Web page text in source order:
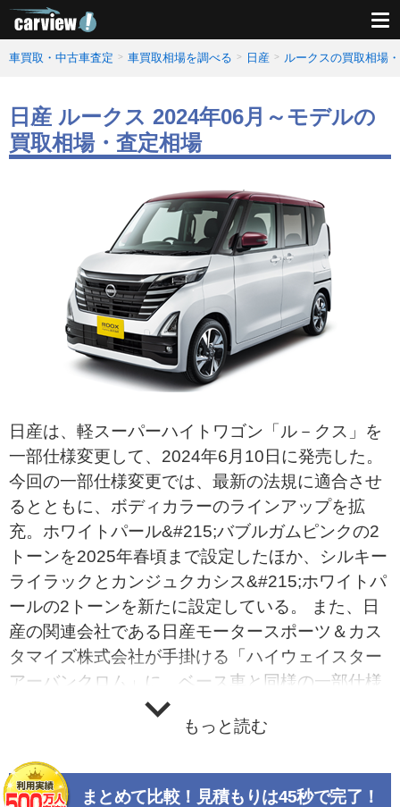
車買取・中古車査定 車買取相場を調べる 日産 ルークスの買取相場
日産 ルークス 2024年06月～モデルの
買取相場・査定相場
日産は、軽スーパーハイトワゴン「ル－クス」を
一部仕様変更して、2024年6月10日に発売した。
今回の一部仕様変更では、最新の法規に適合させ
るとともに、ボディカラーのラインアップを拡
充。ホワイトパール&#215;バブルガムピンクの2
トーンを2025年春頃まで設定したほか、シルキー
ライラックとカンジュクカシス&#215;ホワイトパ
ールの2トーンを新たに設定している。 また、日
産の関連会社である日産モータースポーツ＆カス
タマイズ株式会社が手掛ける「ハイウェイスター
アーバンクロム」に、ベース車と同様の一部仕様
変更を施すとともに、ボディカラーにカンジュク
カシス&#215;ブラックの2トーンを専用色として
もっと読む
まとめて比較！見積もりは45秒で完了！